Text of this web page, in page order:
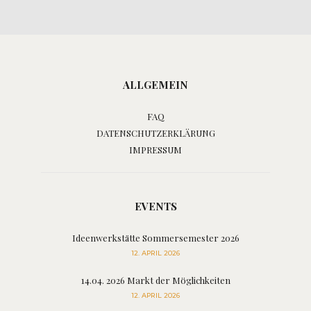
ALLGEMEIN
FAQ
DATENSCHUTZERKLÄRUNG
IMPRESSUM
EVENTS
Ideenwerkstätte Sommersemester 2026
12. APRIL 2026
14.04. 2026 Markt der Möglichkeiten
12. APRIL 2026